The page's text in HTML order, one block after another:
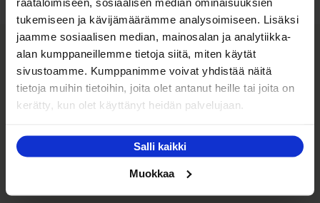
tukemiseen ja kävijämäärämme analysoimiseen. Lisäksi
jaamme sosiaalisen median, mainosalan ja analytiikka-
alan kumppaneillemme tietoja siitä, miten käytät
sivustoamme. Kumppanimme voivat yhdistää näitä
tietoja muihin tietoihin, joita olet antanut heille tai joita on
kerätty, kun olet käyttänyt heidän palvelujaan.
Salli kaikki
Muokkaa
Kaluste-Matti Oy
Kaluste-Matti Oy on vuonna 1994 perheyrityksenä
perustettu huonekalujen vähittäis- sekä
kodin laadukkaita huonekaluja edullisesti,
monipuolisesti ja palvelevasti ympäri Suomen.
Tutustu muihin tuotteisiimme kotisivuiltamme: